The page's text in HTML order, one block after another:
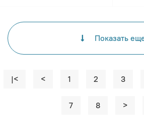
Показать
|< < 1 2 3
7 8 >